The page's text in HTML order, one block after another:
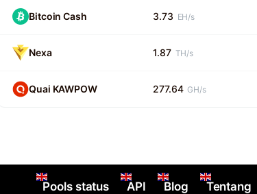
Bitcoin Cash 3.73 EH/s
Nexa 1.87 TH/s
Quai KAWPOW 277.64 GH/s
Pools status API Blog Tentang